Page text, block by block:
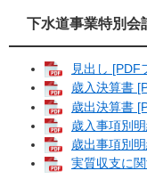
下水道事業特別会
見出し [PDF
歳入決算書
歳出決算書
歳入事項別
歳出事項別
実質収支に